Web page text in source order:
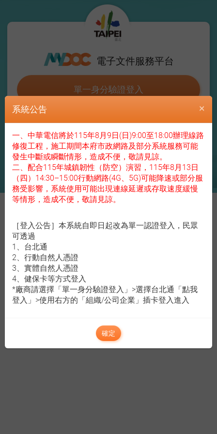
×
系統公告
一、中華電信將於115年8月9日(日)9:00至18:00辦理線路
修復工程，施工期間本府市政網路及部分系統服務可能
發生中斷或瞬斷情形，造成不便，敬請見諒。
二、配合115年城鎮韌性（防空）演習，115年8月13日
（四）14:30–15:00行動網路(4G、5G)可能降速或部分服
務受影響，系統使用可能出現連線延遲或存取速度緩慢
等情形，造成不便，敬請見諒。
［登入公告］本系統自即日起改為單一認證登入，民眾
可透過
1、台北通
2、行動自然人憑證
3、實體自然人憑證
4、健保卡等方式登入
*廠商請選擇「單一身分驗證登入」>選擇台北通「點我
登入」>使用右方的「組織/公司企業」插卡登入進入
確定
臺
北
市
政
電子文件服務平台
單一身分驗證登入
Copyright © 2019 Taipei City Government All Rights Reserved. 臺北市政府 版
權所有 ​